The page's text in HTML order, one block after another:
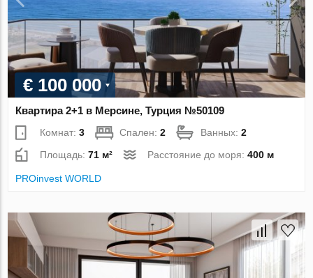
€ 100 000
Квартира 2+1 в Мерсине, Турция №50109
Комнат:3 Спален:2 Ванных:2
Площадь:71 м² Расстояние до моря:400 м
PROinvest WORLD